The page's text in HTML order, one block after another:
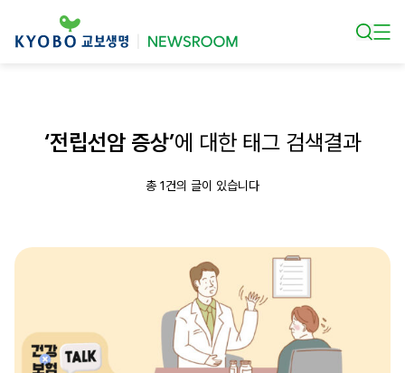
‘전립선암 증상’에 대한 태그 검색결과
총 1건의 글이 있습니다